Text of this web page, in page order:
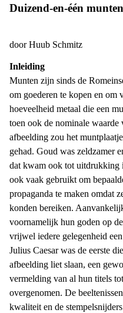
Duizend-en-één
door Huub Schmitz
Inleiding
Munten zijn sinds de
om goederen te kopen en om
hoeveelheid metaal die een
toen ook de nominale
afbeelding zou het
gehad. Goud was zeldzamer
dat kwam ook tot uitdrukking
ook vaak gebruikt om
propaganda te maken omdat
konden bereiken.
voornamelijk hun goden op
vrijwel iedere gelegenheid
Julius Caesar was de eerste
afbeelding liet slaan, een
vermelding van al hun titels
overgenomen. De
kwaliteit en de